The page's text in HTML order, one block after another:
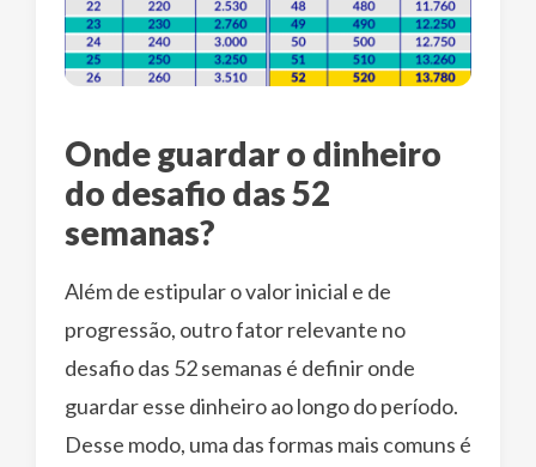
Onde guardar o dinheiro
do desafio das 52
semanas?
Além de estipular o valor inicial e de
progressão, outro fator relevante no
desafio das 52 semanas é definir onde
guardar esse dinheiro ao longo do período.
Desse modo, uma das formas mais comuns é